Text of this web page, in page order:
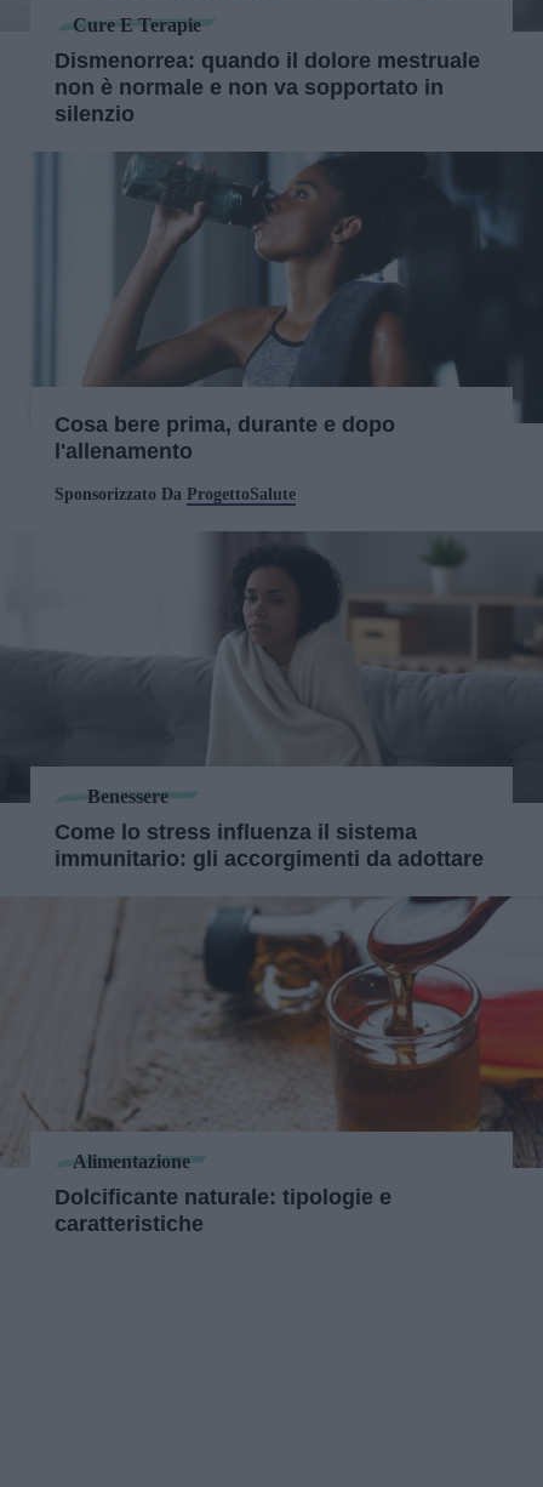
Cure E Terapie
Dismenorrea: quando il dolore mestruale
non è normale e non va sopportato in
silenzio
Cosa bere prima, durante e dopo
l'allenamento
Sponsorizzato Da ProgettoSalute
Benessere
Come lo stress influenza il sistema
immunitario: gli accorgimenti da adottare
Alimentazione
Dolcificante naturale: tipologie e
caratteristiche